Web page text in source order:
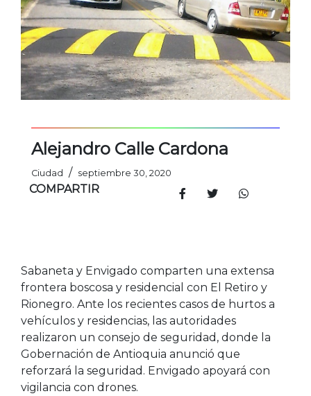
Alejandro Calle Cardona
Ciudad / septiembre 30, 2020
COMPARTIR
Sabaneta y Envigado comparten una extensa
frontera boscosa y residencial con El Retiro y
Rionegro. Ante los recientes casos de hurtos a
vehículos y residencias, las autoridades
realizaron un consejo de seguridad, donde la
Gobernación de Antioquia anunció que
reforzará la seguridad. Envigado apoyará con
vigilancia con drones.